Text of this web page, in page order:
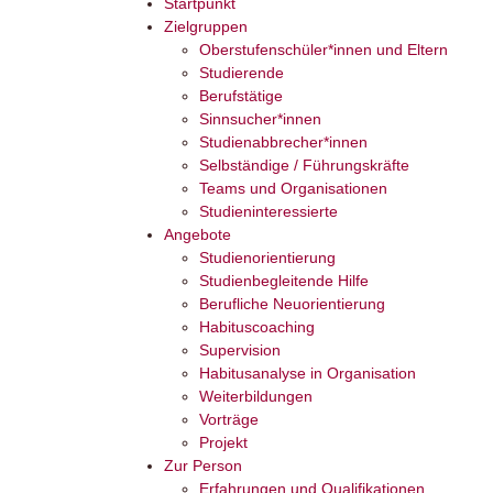
Zielgruppen
Oberstufenschüler*innen und Eltern
Studierende
Berufstätige
Sinnsucher*innen
Studienabbrecher*innen
Selbständige / Führungskräfte
Teams und Organisationen
Studieninteressierte
Angebote
Studienorientierung
Studienbegleitende Hilfe
Berufliche Neuorientierung
Habituscoaching
Supervision
Habitusanalyse in Organisation
Weiterbildungen
Vorträge
Projekt
Zur Person
Erfahrungen und Qualifikationen